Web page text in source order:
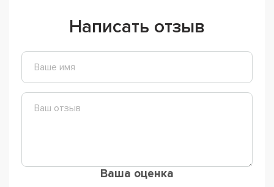
Написать отзыв
Ваша оценка